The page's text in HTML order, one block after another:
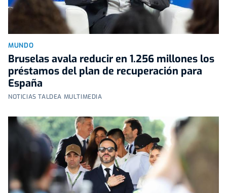
MUNDO
Bruselas avala reducir en 1.256 millones los
préstamos del plan de recuperación para
España
NOTICIAS TALDEA MULTIMEDIA